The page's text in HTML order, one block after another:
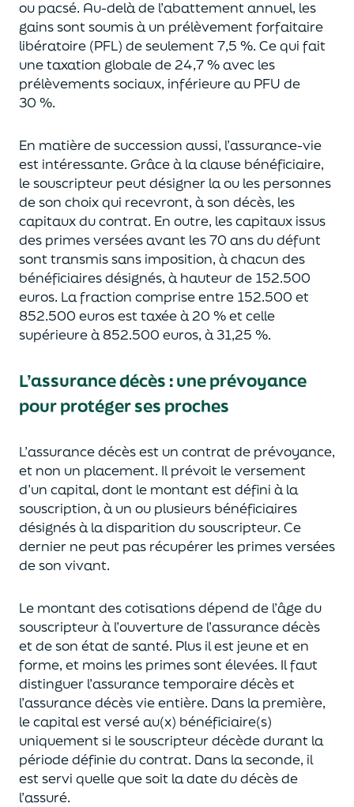
ou pacsé. Au-delàde l’abattement annuel, les
gains sont soumis à un prélèvement forfaitaire
libératoire (PFL) de seulement 7,5 %. Ce qui fait
une taxation globale de24,7 % avec les
prélèvements sociaux, inférieure au PFU de
30 %.
En matière de succession aussi, l’assurance-vie
est intéressante. Grâce à la clause bénéficiaire,
le souscripteur peut désigner la ou les personnes
de son choix qui recevront, à son décès, les
capitaux du contrat. En outre, les capitaux issus
des primes versées avant les 70 ans du défunt
sont transmis sans imposition, à chacun des
bénéficiaires désignés, à hauteur de 152.500
euros. La fraction comprise entre 152.500 et
852.500 eurosest taxée à 20 % et celle
supérieure à 852.500 euros, à 31,25 %.
L’assurance décès :une prévoyance
pour protéger ses proches
L’assurance décès est un contrat de prévoyance,
et non un placement. Il prévoit le versement
d’un capital, dont le montant est défini à la
souscription, à un ou plusieurs bénéficiaires
désignés à la disparition du souscripteur. Ce
dernier ne peut pas récupérer les primes versées
de son vivant.
Le montant des cotisations dépend de l’âgedu
souscripteur à l’ouverture de l’assurance décès
et de son état de santé. Plus il est jeuneet en
forme, et moins les primes sont élevées. Il faut
distinguer l’assurance temporaire décès et
l’assurancedécèsvie entière. Dans la première,
le capital estversé au(x) bénéficiaire(s)
uniquementsi le souscripteur décède durant la
période définie du contrat. Dans la seconde, il
est servi quelle que soit la date du décès de
l’assuré.